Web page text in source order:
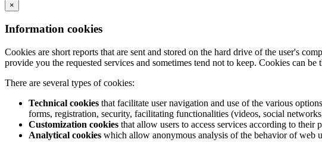
×
Information cookies
Cookies are short reports that are sent and stored on the hard drive of the user's
provide you the requested services and sometimes tend not to keep. Cookies can be
There are several types of cookies:
Technical cookies that facilitate user navigation and use of the various
forms, registration, security, facilitating functionalities (videos, social
Customization cookies that allow users to access services according to their
Analytical cookies which allow anonymous analysis of the behavior of web